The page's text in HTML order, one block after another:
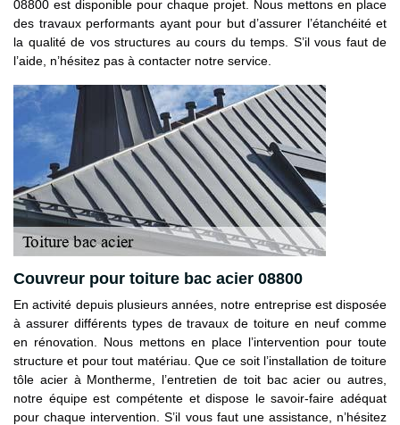
08800 est disponible pour chaque projet. Nous mettons en place
des travaux performants ayant pour but d’assurer l’étanchéité et
la qualité de vos structures au cours du temps. S’il vous faut de
l’aide, n’hésitez pas à contacter notre service.
Couvreur pour toiture bac acier 08800
En activité depuis plusieurs années, notre entreprise est disposée
à assurer différents types de travaux de toiture en neuf comme
en rénovation. Nous mettons en place l’intervention pour toute
structure et pour tout matériau. Que ce soit l’installation de toiture
tôle acier à Montherme, l’entretien de toit bac acier ou autres,
notre équipe est compétente et dispose le savoir-faire adéquat
pour chaque intervention. S’il vous faut une assistance, n’hésitez